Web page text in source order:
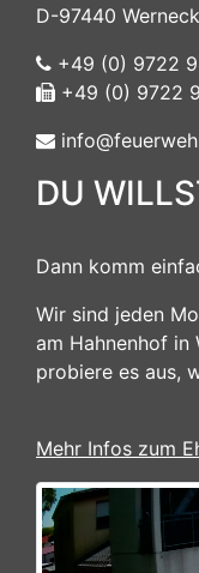
D-97440 Werneck
+49 (0) 9722
+49 (0) 9722
DU
Dann komm
Wir sind jeden
am Hahnenhof in
probiere es aus,
Mehr Infos zum